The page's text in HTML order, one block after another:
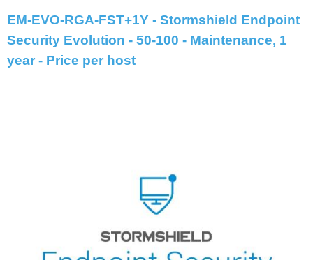
ASSISTENZA
Certificazioni
EM-EVO-RGA-FST+1Y - Stormshield Endpoint
Security Evolution - 50-100 - Maintenance, 1
year - Price per host